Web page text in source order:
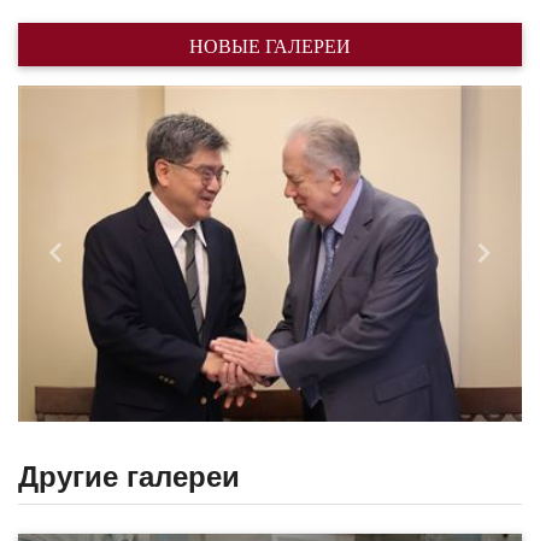
НОВЫЕ ГАЛЕРЕИ
Назад
Другие галереи